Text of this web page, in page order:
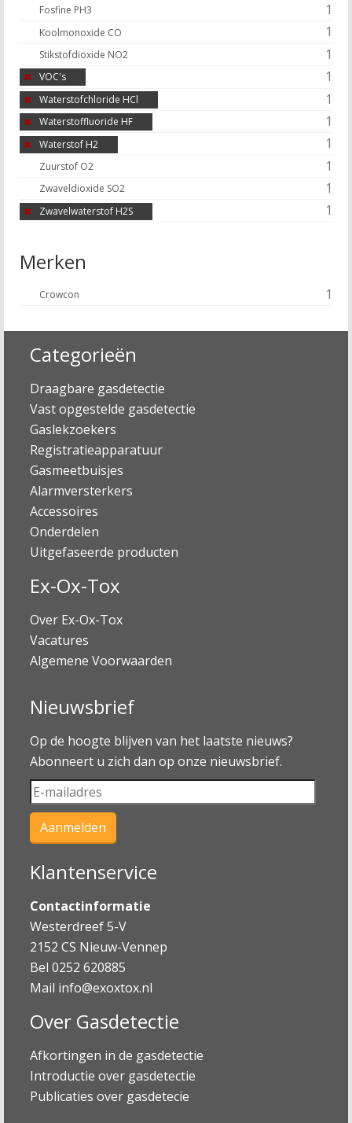
Fosfine PH3 1
Koolmonoxide CO 1
Stikstofdioxide NO2 1
VOC's 1
Waterstofchloride HCl 1
Waterstoffluoride HF 1
Waterstof H2 1
Zuurstof O2 1
Zwaveldioxide SO2 1
Zwavelwaterstof H2S 1
Merken
Crowcon 1
Categorieën
Draagbare gasdetectie
Vast opgestelde gasdetectie
Gaslekzoekers
Registratieapparatuur
Gasmeetbuisjes
Alarmversterkers
Accessoires
Onderdelen
Uitgefaseerde producten
Ex-Ox-Tox
Over Ex-Ox-Tox
Vacatures
Algemene Voorwaarden
Nieuwsbrief
Op de hoogte blijven van het laatste nieuws?
Abonneert u zich dan op onze nieuwsbrief.
Klantenservice
Contactinformatie
Westerdreef 5-V
2152 CS Nieuw-Vennep
Bel 0252 620885
Mail info@exoxtox.nl
Over Gasdetectie
Afkortingen in de gasdetectie
Introductie over gasdetectie
Publicaties over gasdetecie